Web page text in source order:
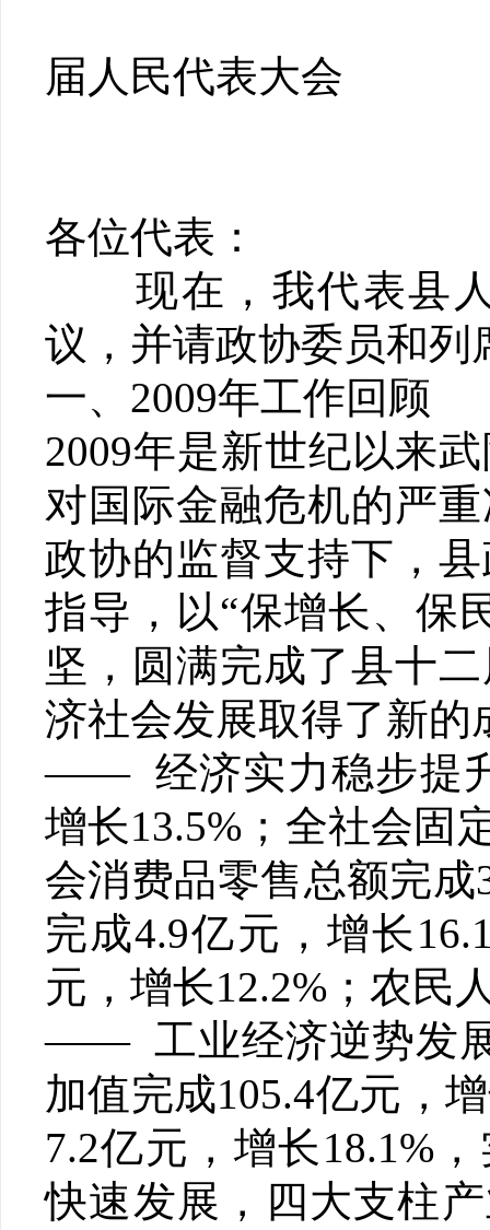
届人民代表大会
各位代表：
现在，我代表县人
议，并请政协委员和列
一、2009年工作回顾
2009年是新世纪以来
对国际金融危机的严
政协的监督支持下，
指导，以“保增长、保
坚，圆满完成了县十
济社会发展取得了新的
—— 经济实力稳步提
增长13.5%；全社会固
会消费品零售总额完成
完成4.9亿元，增长
元，增长12.2%；农民
—— 工业经济逆势发展
加值完成105.4亿元，
7.2亿元，增长18.1%
快速发展，四大支柱